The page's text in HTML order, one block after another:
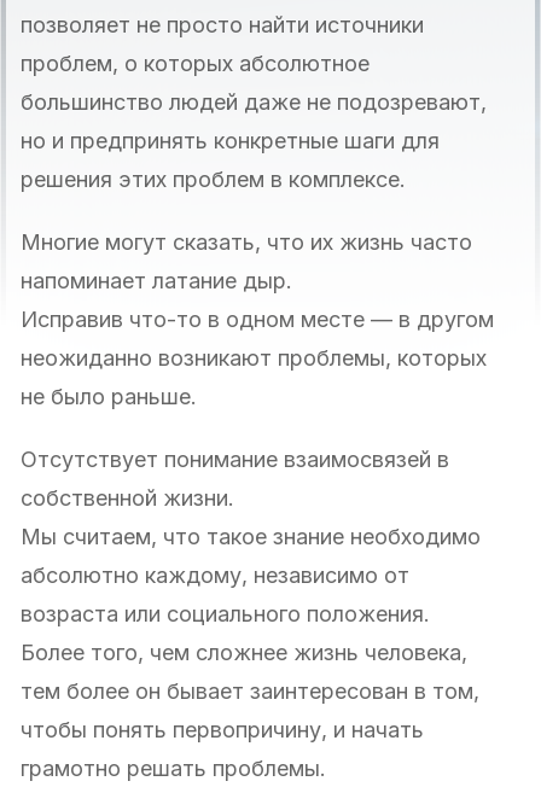
позволяет не просто найти источники
проблем, о которых абсолютное
большинство людей даже не подозревают,
но и предпринять конкретные шаги для
решения этих проблем в комплексе.
Многие могут сказать, что их жизнь часто
напоминает латание дыр.
Исправив что-то в одном месте — в другом
неожиданно возникают проблемы, которых
не было раньше.
Отсутствует понимание взаимосвязей в
собственной жизни.
Мы считаем, что такое знание необходимо
абсолютно каждому, независимо от
возраста или социального положения.
Более того, чем сложнее жизнь человека,
тем более он бывает заинтересован в том,
чтобы понять первопричину, и начать
грамотно решать проблемы.